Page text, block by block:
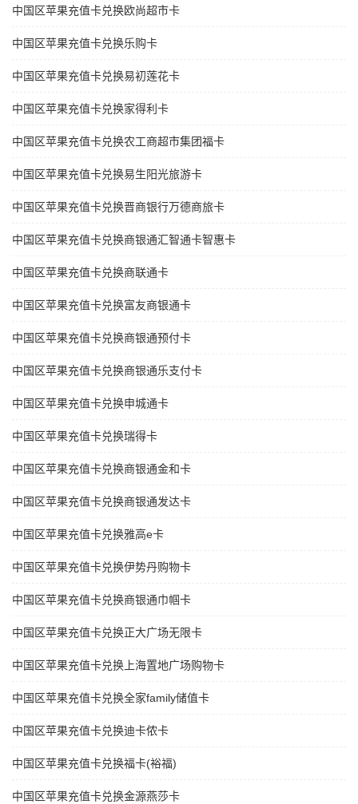
中国区苹果充值卡兑换欧尚超市卡
中国区苹果充值卡兑换乐购卡
中国区苹果充值卡兑换易初莲花卡
中国区苹果充值卡兑换家得利卡
中国区苹果充值卡兑换农工商超市集团福卡
中国区苹果充值卡兑换易生阳光旅游卡
中国区苹果充值卡兑换晋商银行万德商旅卡
中国区苹果充值卡兑换商银通汇智通卡智惠卡
中国区苹果充值卡兑换商联通卡
中国区苹果充值卡兑换富友商银通卡
中国区苹果充值卡兑换商银通预付卡
中国区苹果充值卡兑换商银通乐支付卡
中国区苹果充值卡兑换申城通卡
中国区苹果充值卡兑换瑞得卡
中国区苹果充值卡兑换商银通金和卡
中国区苹果充值卡兑换商银通发达卡
中国区苹果充值卡兑换雅高e卡
中国区苹果充值卡兑换伊势丹购物卡
中国区苹果充值卡兑换商银通巾帼卡
中国区苹果充值卡兑换正大广场无限卡
中国区苹果充值卡兑换上海置地广场购物卡
中国区苹果充值卡兑换全家family储值卡
中国区苹果充值卡兑换迪卡侬卡
中国区苹果充值卡兑换福卡(裕福)
中国区苹果充值卡兑换金源燕莎卡